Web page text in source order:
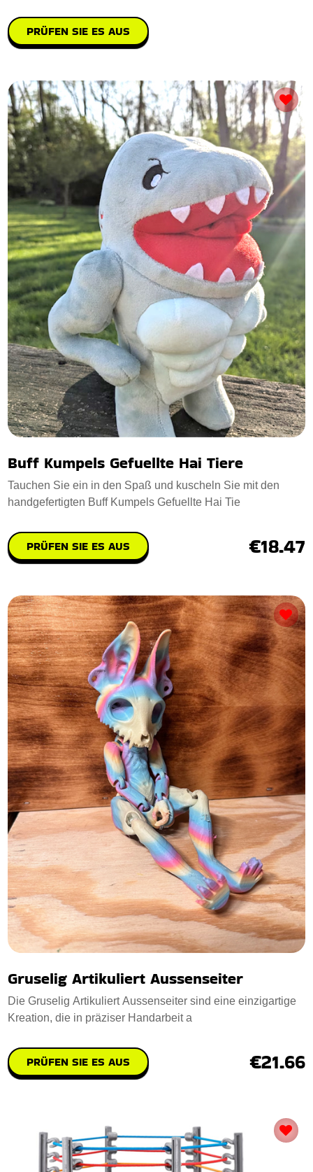
PRÜFEN SIE ES AUS
Buff Kumpels Gefuellte Hai Tiere
Tauchen Sie ein in den Spaß und kuscheln Sie mit den
handgefertigten Buff Kumpels Gefuellte Hai Tie
PRÜFEN SIE ES AUS €18.47
Gruselig Artikuliert Aussenseiter
Die Gruselig Artikuliert Aussenseiter sind eine einzigartige
Kreation, die in präziser Handarbeit a
PRÜFEN SIE ES AUS €21.66